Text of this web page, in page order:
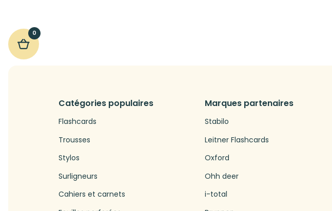
0
Catégories populaires
Flashcards
Trousses
Stylos
Surligneurs
Cahiers et carnets
Marques partenaires
Stabilo
Leitner Flashcards
Oxford
Ohh deer
i-total